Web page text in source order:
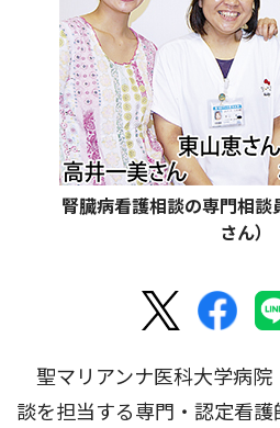
腎臓病看護相談の専門相談
さん）
聖マリアンナ医科大学病院
談を担当する専門・認定看